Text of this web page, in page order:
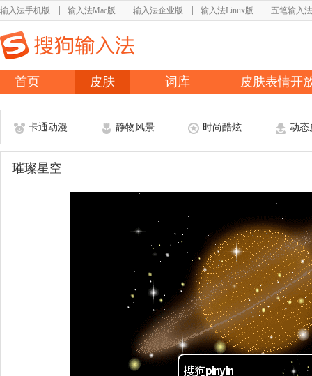
输入法手机版 输入法Mac版 输入法企业版 输入法Linux版 五笔输入法
首页 皮肤 词库 皮肤表情开
卡通动漫 静物风景 时尚酷炫 动态
璀璨星空